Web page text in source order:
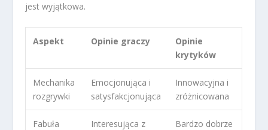
jest wyjątkowa.
Aspekt Opinie graczy
Opinie
krytyków
Mechanika
rozgrywki
Emocjonująca i
satysfakcjonująca
Innowacyjna i
zróżnicowana
Fabuła
Interesująca z
Bardzo dobrze